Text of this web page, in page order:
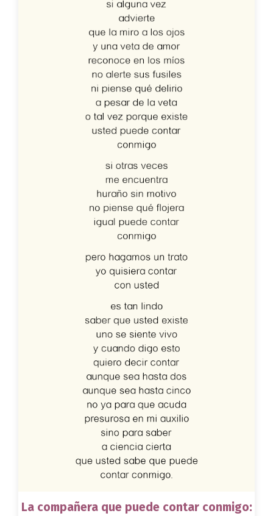
La compañera que puede contar conmigo: